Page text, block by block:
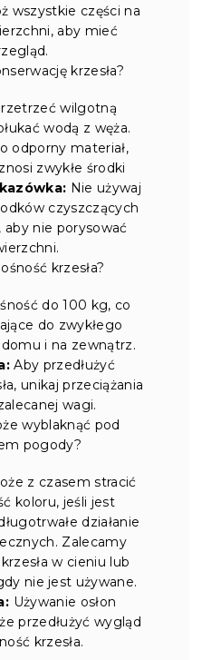
wszystkie części na
aby mieć
krzesła?
wilgotną
wodą z węża.
odporny materiał,
zwykłe środki
Nie używaj
czyszczących
aby nie porysować
krzesła?
do 100 kg, co
do zwykłego
i na zewnątrz.
Aby przedłużyć
unikaj przeciążania
wagi.
wyblaknąć pod
pogody?
z czasem stracić
koloru, jeśli jest
działanie
Zalecamy
w cieniu lub
nie jest używane.
Używanie osłon
przedłużyć wygląd
krzesła.